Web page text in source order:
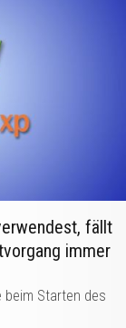
fällt
immer
beim Starten des